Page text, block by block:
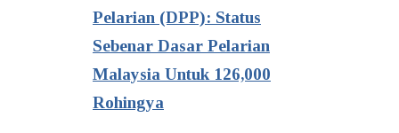
Pelarian (DPP): Status
Sebenar Dasar Pelarian
Malaysia Untuk 126,000
Rohingya